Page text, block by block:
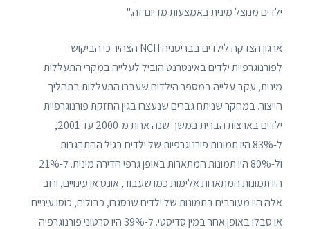
ילדים מנוצל מינית באמצעות מדיום זה."
ארגון הצדקה לילדים בבריטניה NCH הצהיר כי הביקוש
לפורנוגרפיית ילדים באינטרנט הוביל לעלייה במקרי התעללות
מינית, עקב עלייה במספר הילדים שעברו התעללות בתהליך
הייצור. במחקר שניתח גברים שנעצרו בגין החזקת פורנוגרפיית
ילדים בארצות הברית במשך שנה אחת מ-2000 עד 2001,
ל-83% היו תמונות פורנוגרפיות של ילדים בגיל ההתבגרות
ול-80% היו תמונות המתארות באופן גרפי חדירה מינית. ל-21%
היו תמונות המתארות אלימות כמו שעבוד, אונס או עינויים, ורוב
אלה היו מעורבים בתמונות של ילדים שנסגרו, כבולים, כוסו עיניים
או סבלו באופן אחר במין סדיסטי. ל-39% היו סרטוני פורנוגרפיה